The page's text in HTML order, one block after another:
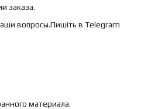
заказа.
вопросы.Пишіть в Telegram
материала.